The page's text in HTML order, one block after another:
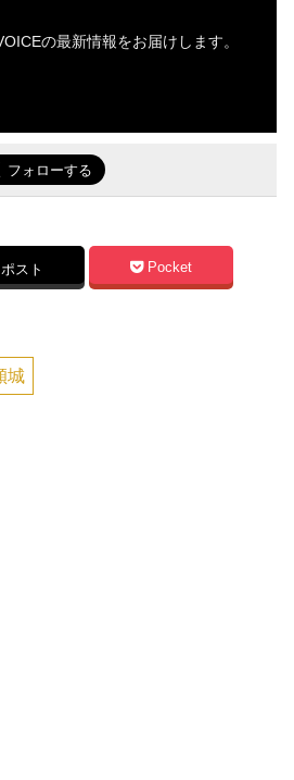
の最新情報をお届けします。
ポスト Pocket
城